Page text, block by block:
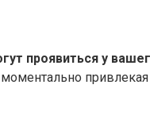
проявиться у